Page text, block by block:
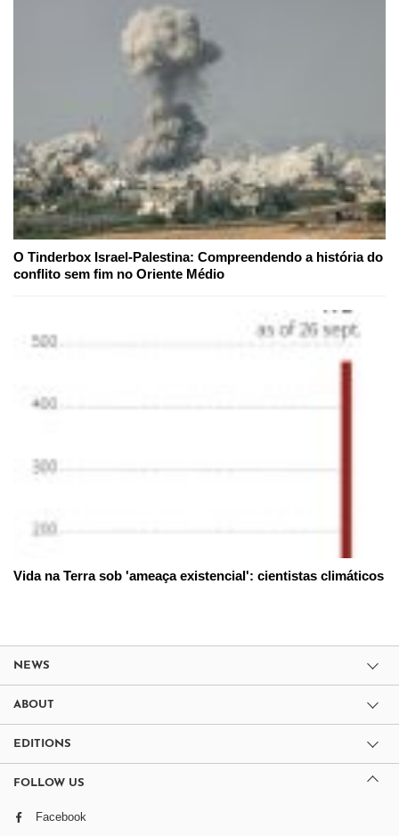
O Tinderbox Israel-Palestina: Compreendendo a história do
conflito sem fim no Oriente Médio
Vida na Terra sob 'ameaça existencial': cientistas climáticos
NEWS
ABOUT
EDITIONS
FOLLOW US
Facebook